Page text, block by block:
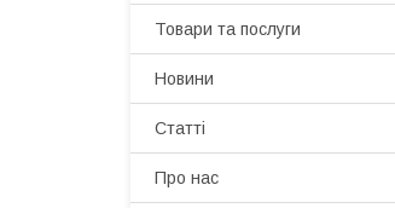
Товари та послуги
Новини
Статті
Про нас